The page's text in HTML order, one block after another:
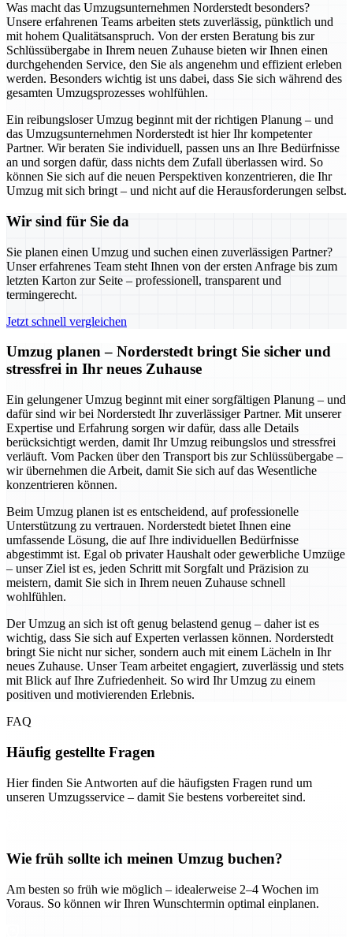
Was macht das Umzugsunternehmen Norderstedt besonders?
Unsere erfahrenen Teams arbeiten stets zuverlässig, pünktlich und
mit hohem Qualitätsanspruch. Von der ersten Beratung bis zur
Schlüssübergabe in Ihrem neuen Zuhause bieten wir Ihnen einen
durchgehenden Service, den Sie als angenehm und effizient erleben
werden. Besonders wichtig ist uns dabei, dass Sie sich während des
gesamten Umzugsprozesses wohlfühlen.
Ein reibungsloser Umzug beginnt mit der richtigen Planung – und
das Umzugsunternehmen Norderstedt ist hier Ihr kompetenter
Partner. Wir beraten Sie individuell, passen uns an Ihre Bedürfnisse
an und sorgen dafür, dass nichts dem Zufall überlassen wird. So
können Sie sich auf die neuen Perspektiven konzentrieren, die Ihr
Umzug mit sich bringt – und nicht auf die Herausforderungen selbst.
Wir sind für Sie da
Sie planen einen Umzug und suchen einen zuverlässigen Partner?
Unser erfahrenes Team steht Ihnen von der ersten Anfrage bis zum
letzten Karton zur Seite – professionell, transparent und
termingerecht.
Jetzt schnell vergleichen
Umzug planen – Norderstedt bringt Sie sicher und
stressfrei in Ihr neues Zuhause
Ein gelungener Umzug beginnt mit einer sorgfältigen Planung – und
dafür sind wir bei Norderstedt Ihr zuverlässiger Partner. Mit unserer
Expertise und Erfahrung sorgen wir dafür, dass alle Details
berücksichtigt werden, damit Ihr Umzug reibungslos und stressfrei
verläuft. Vom Packen über den Transport bis zur Schlüssübergabe –
wir übernehmen die Arbeit, damit Sie sich auf das Wesentliche
konzentrieren können.
Beim Umzug planen ist es entscheidend, auf professionelle
Unterstützung zu vertrauen. Norderstedt bietet Ihnen eine
umfassende Lösung, die auf Ihre individuellen Bedürfnisse
abgestimmt ist. Egal ob privater Haushalt oder gewerbliche Umzüge
– unser Ziel ist es, jeden Schritt mit Sorgfalt und Präzision zu
meistern, damit Sie sich in Ihrem neuen Zuhause schnell
wohlfühlen.
Der Umzug an sich ist oft genug belastend genug – daher ist es
wichtig, dass Sie sich auf Experten verlassen können. Norderstedt
bringt Sie nicht nur sicher, sondern auch mit einem Lächeln in Ihr
neues Zuhause. Unser Team arbeitet engagiert, zuverlässig und stets
mit Blick auf Ihre Zufriedenheit. So wird Ihr Umzug zu einem
positiven und motivierenden Erlebnis.
FAQ
Häufig gestellte Fragen
Hier finden Sie Antworten auf die häufigsten Fragen rund um
unseren Umzugsservice – damit Sie bestens vorbereitet sind.
Wie früh sollte ich meinen Umzug buchen?
Am besten so früh wie möglich – idealerweise 2–4 Wochen im
Voraus. So können wir Ihren Wunschtermin optimal einplanen.